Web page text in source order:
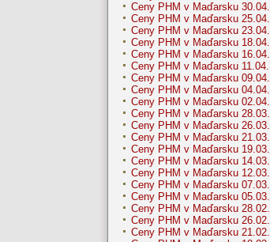
Ceny PHM v Maďarsku 30.04.
Ceny PHM v Maďarsku 25.04.
Ceny PHM v Maďarsku 23.04.
Ceny PHM v Maďarsku 18.04.
Ceny PHM v Maďarsku 16.04.
Ceny PHM v Maďarsku 11.04.
Ceny PHM v Maďarsku 09.04.
Ceny PHM v Maďarsku 04.04.
Ceny PHM v Maďarsku 02.04.
Ceny PHM v Maďarsku 28.03.
Ceny PHM v Maďarsku 26.03.
Ceny PHM v Maďarsku 21.03.
Ceny PHM v Maďarsku 19.03.
Ceny PHM v Maďarsku 14.03.
Ceny PHM v Maďarsku 12.03.
Ceny PHM v Maďarsku 07.03.
Ceny PHM v Maďarsku 05.03.
Ceny PHM v Maďarsku 28.02.
Ceny PHM v Maďarsku 26.02.
Ceny PHM v Maďarsku 21.02.